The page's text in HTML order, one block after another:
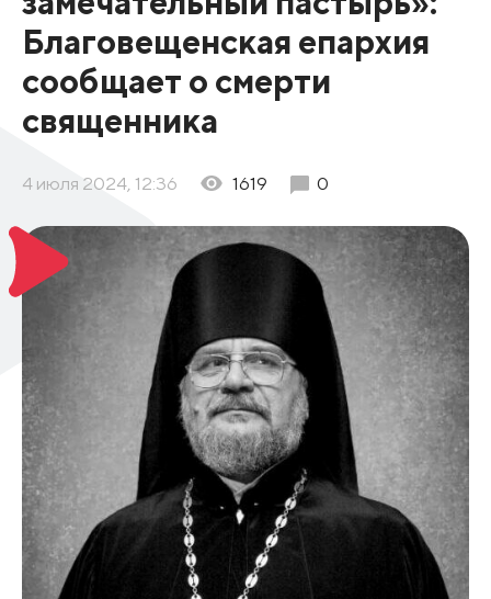
Благовещенская епархия
сообщает о смерти
священника
4 июля 2024, 12:36 1619 0